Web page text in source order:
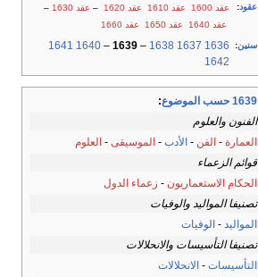
عقود: عقد 1600 عقد 1610 عقد 1620 – عقد 1630
–
عقد 1640
عقد 1650 عقد 1660
سنين:
1636
1637
1638
–
1639
–
1640
1641
1642
1639 حسب الموضوع
:
الفنون والعلوم
العمارة - الفن - الأدب - الموسيقى - العلوم
قوائم الزعماء
الحكام الاستعماريون - زعماء الدول
تصنيفا المواليد والوفيات
المواليد - الوفيات
تصنيفا التأسيسات والانحلالات
التأسيسات - الانحلالات